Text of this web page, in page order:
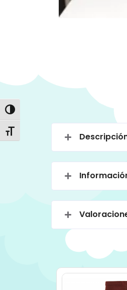
Alternar alto contraste
Alternar tamaño de letra